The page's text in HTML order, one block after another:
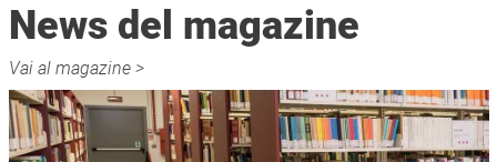
Vai al magazine >
News del magazine